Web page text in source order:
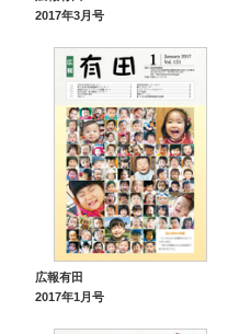
2017年3月号
広報有田
2017年1月号